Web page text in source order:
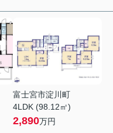
富士宮市淀川町
4LDK (98.12㎡)
2,890万円